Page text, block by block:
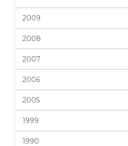
2009
2008
2007
2006
2005
1999
1990